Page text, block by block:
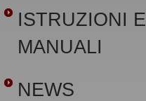
ISTRUZIONI E
MANUALI
NEWS